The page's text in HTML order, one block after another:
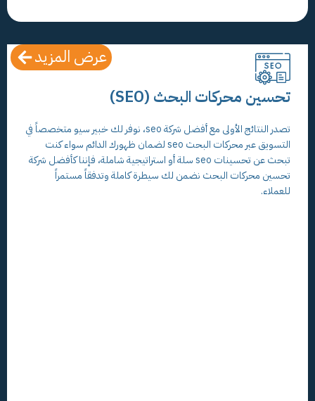
عرض المزيد
تحسين محركات البحث (SEO)
تصدر النتائج الأولى مع أفضل شركة seo، نوفر لك خبير سيو متخصصاً في
التسويق عبر محركات البحث seo لضمان ظهورك الدائم سواء كنت
تبحث عن تحسينات seo سلة أو استراتيجية شاملة، فإننا كأفضل شركة
تحسين محركات البحث نضمن لك سيطرة كاملة وتدفقاً مستمراً
للعملاء.